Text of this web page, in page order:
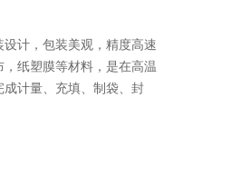
计，包装美观，精度高速
纸塑膜等材料，是在高温
计量、充填、制袋、封